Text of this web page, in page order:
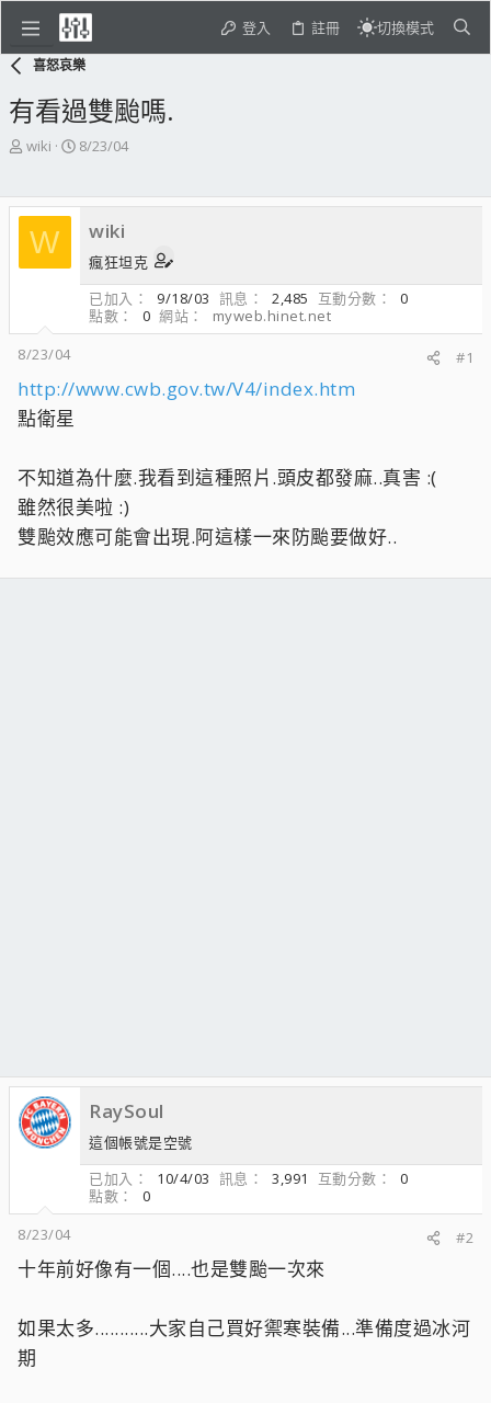
登入 註冊 切換模式
喜怒哀樂
有看過雙颱嗎.
主
起
人
wiki
開
期
8/23/04
W wiki
瘋狂坦克
已加入
9/18/03 訊息 2,485 互動分數
0
點數
0 網站
myweb.hinet.net
8/23/04
#1
http://www.cwb.gov.tw/V4/index.htm
點衛星
不知道為什麼.我看到這種照片.頭皮都發麻..真害 :(
雖然很美啦 :)
雙颱效應可能會出現.阿這樣一來防颱要做好..
RaySoul
這個帳號是空號
已加入
10/4/03 訊息 3,991 互動分數
0
點數
0
8/23/04
#2
十年前好像有一個....也是雙颱一次來
如果太多...........大家自己買好禦寒裝備...準備度過冰河
期